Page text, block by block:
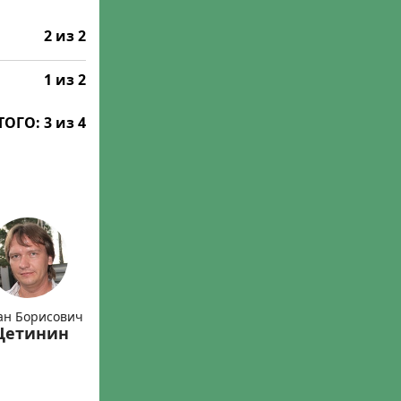
2 из 2
1 из 2
3 из 4
Борисович